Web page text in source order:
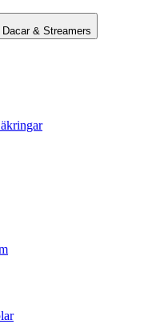
& Streamers